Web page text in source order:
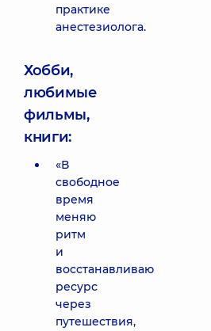
практике
анестезиолога.
Хобби,
любимые
фильмы,
книги:
«В
свободное
время
меняю
ритм
и
восстанавливаю
ресурс
через
путешествия,